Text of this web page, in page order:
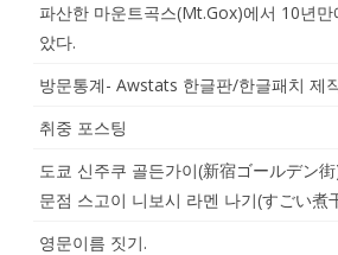
파산한 마운트곡스(Mt.Gox)에서 10년
았다.
방문통계- Awstats 한글판/한글패치 제
취중 포스팅
도쿄 신주쿠 골든가이(新宿ゴールデン
문점 스고이 니보시 라멘 나기(すごい煮
영문이름 짓기.